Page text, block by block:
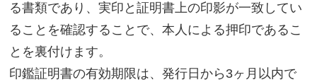
る書類であり、実印と証明書上の印影が一致してい
ることを確認することで、本人による押印であるこ
とを裏付けます。
印鑑証明書の有効期限は、発行日から3ヶ月以内で